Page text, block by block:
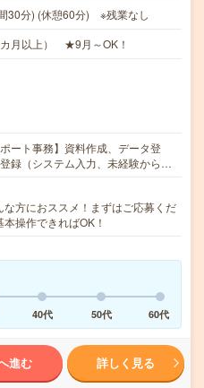
30分) (休憩60分) ※残業なし
月以上） ★9月～OK！
ート事務】資料作成、データ登
録（システム入力、未経験から…
方におススメ！まずはご応募くだ
操作できればOK！
40代 50代 60代
進む 詳しく見る